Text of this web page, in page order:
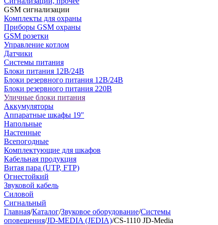
GSM сигнализации
Комплекты для охраны
Приборы GSM охраны
GSM розетки
Управление котлом
Датчики
Системы питания
Блоки питания 12В/24В
Блоки резервного питания 12В/24В
Блоки резервного питания 220В
Уличные блоки питания
Аккумуляторы
Аппаратные шкафы 19"
Напольные
Настенные
Всепогодные
Комплектующие для шкафов
Кабельная продукция
Витая пара (UTP, FTP)
Огнестойкий
Звуковой кабель
Силовой
Сигнальный
Главная/Каталог/Звуковое оборудование/Системы
оповещения/JD-MEDIA (JEDIA)/CS-1110 JD-Media